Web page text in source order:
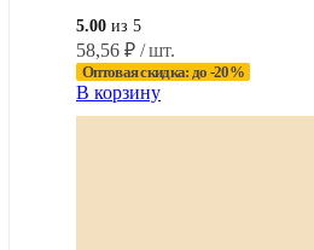
5.00 из 5
58,56 ₽ / шт.
Оптовая скидка: до -20%
В корзину